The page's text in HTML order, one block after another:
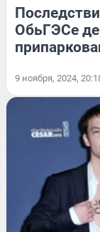
ОбьГЭСе
9 ноября, 2024,